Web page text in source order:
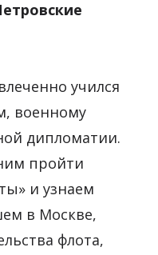
учился
военному
дипломатии.
пройти
и узнаем
в Москве,
флота,